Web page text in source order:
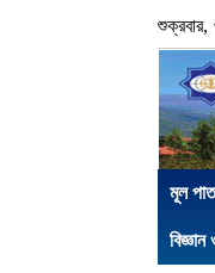
শুক্রবার,
মূল